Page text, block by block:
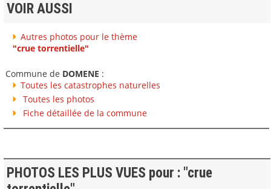
VOIR AUSSI
Autres photos pour le thème
"crue torrentielle"
Commune de DOMENE :
Toutes les catastrophes naturelles
Toutes les photos
Fiche détaillée de la commune
PHOTOS LES PLUS VUES pour : "crue